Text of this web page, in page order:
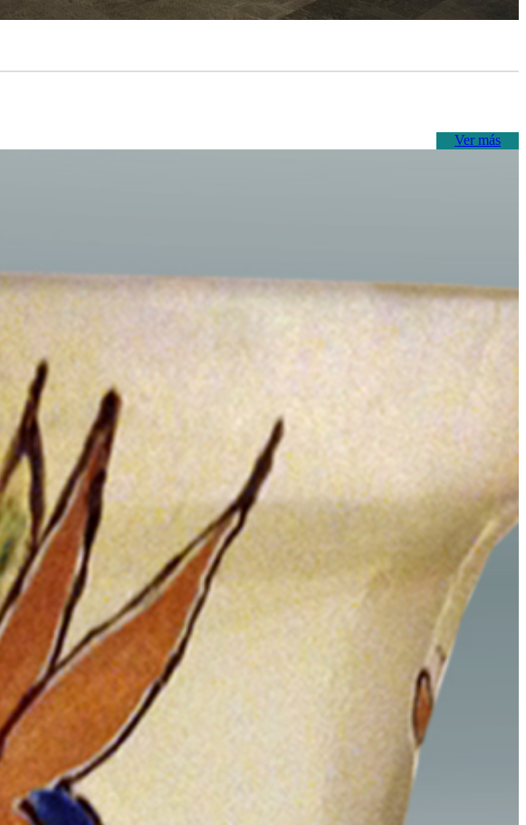
Ver más